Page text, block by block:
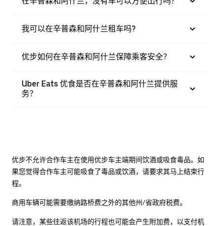
我可以在辛普森和阿什兰租车吗?
优步如何在辛普森和阿什兰保障乘客安全？
Uber Eats 优食是否在辛普森和阿什兰提供服
务？
优步不允许合作车主在使用优步车主端期间饮酒或吸食毒品。如
果您觉得合作车主可能吸食了毒品或饮酒，请要求其马上结束行
程。
商用车辆可能需要缴纳路桥费之外的其他州/省政府税费。
请注意，某些往返该机场的行程也可能会产生附加费，以支付机